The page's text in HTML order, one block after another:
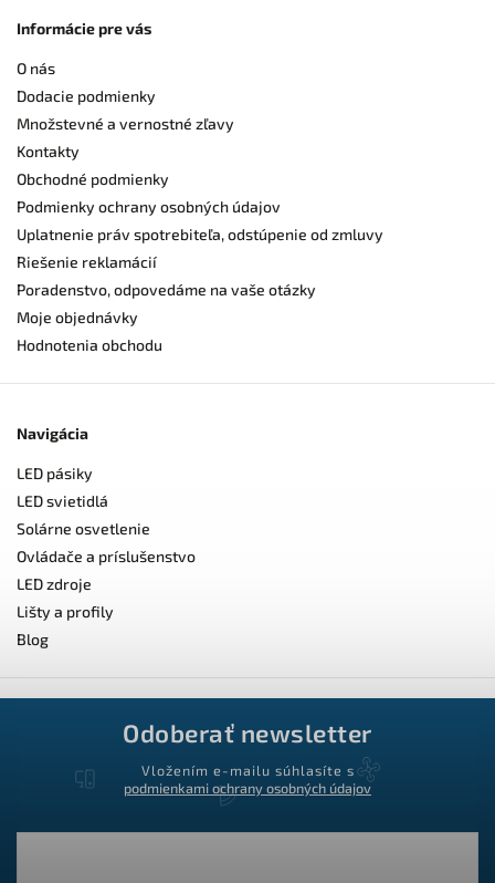
Informácie pre vás
O nás
Dodacie podmienky
Množstevné a vernostné zľavy
Kontakty
Obchodné podmienky
Podmienky ochrany osobných údajov
Uplatnenie práv spotrebiteľa, odstúpenie od zmluvy
Riešenie reklamácií
Poradenstvo, odpovedáme na vaše otázky
Moje objednávky
Hodnotenia obchodu
Navigácia
LED pásiky
LED svietidlá
Solárne osvetlenie
Ovládače a príslušenstvo
LED zdroje
Lišty a profily
Blog
Odoberať newsletter
Vložením e-mailu súhlasíte s
podmienkami ochrany osobných údajov